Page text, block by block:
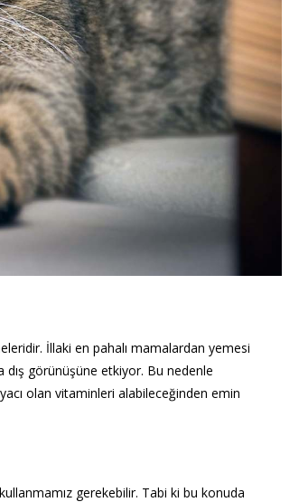
İllaki en pahalı mamalardan yemesi
dış görünüşüne etkiyor. Bu nedenle
olan vitaminleri alabileceğinden emin
kullanmamız gerekebilir. Tabi ki bu konuda